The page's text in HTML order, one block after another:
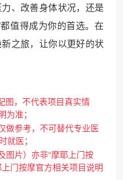
、改善身体状况，还是
值得成为你的首选。在
之旅，让你以更好的状
图，不代表项目真实情
准；
做参考，不可替代专业医
就医；
图片）亦非“摩耶上门按
门按摩官方相关项目说明